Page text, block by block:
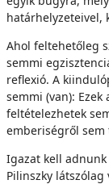
határhelyzeteivel,
Ahol feltehetőleg
semmi
reflexió. A
semmi (van):
feltételezhetek
emberiségről sem
Igazat kell
Pilinszky